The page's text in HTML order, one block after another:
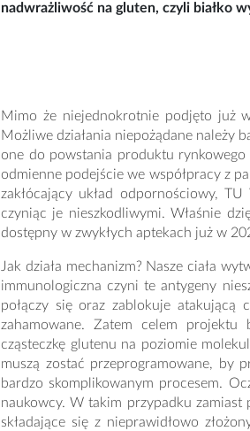
nadwrażliwość na gluten, czyli białko
Mimo że niejednokrotnie podjęto już
Możliwe działania niepożądane należy
one do powstania produktu
odmienne podejście we współpracy z
zakłócający układ odpornościowy,
czyniąc je nieszkodliwymi. Właśnie
dostępny w zwykłych aptekach już w
Jak działa mechanizm? Nasze ciała
immunologiczna czyni te antygeny
połączy się oraz zablokuje atakującą
zahamowane. Zatem celem projektu
cząsteczkę glutenu na poziomie
muszą zostać przeprogramowane, by
bardzo skomplikowanym procesem.
naukowcy. W takim przypadku zamiast
składające się z nieprawidłowo